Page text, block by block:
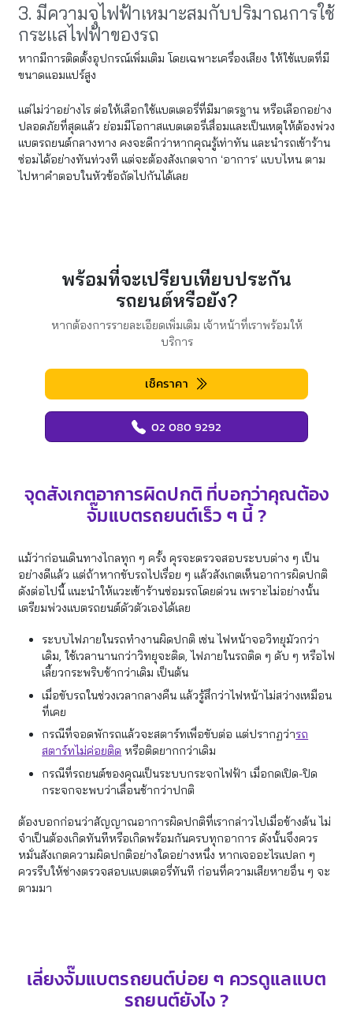
3. มีความจุไฟฟ้าเหมาะสมกับปริมาณการใช้
กระแสไฟฟ้าของรถ
หากมีการติดตั้งอุปกรณ์เพิ่มเติม โดยเฉพาะเครื่องเสียง ให้ใช้แบตที่มี
ขนาดแอมแปร์สูง
แต่ไม่ว่าอย่างไร ต่อให้เลือกใช้แบตเตอรี่ที่มีมาตรฐาน หรือเลือกอย่าง
ปลอดภัยที่สุดแล้ว ย่อมมีโอกาสแบตเตอรี่เสื่อมและเป็นเหตุให้ต้องพ่วง
แบตรถยนต์กลางทาง คงจะดีกว่าหากคุณรู้เท่าทัน และนำรถเข้าร้าน
ซ่อมได้อย่างทันท่วงที แต่จะต้องสังเกตจาก ‘อาการ’ แบบไหน ตาม
ไปหาคำตอบในหัวข้อถัดไปกันได้เลย
พร้อมที่จะเปรียบเทียบประกัน
รถยนต์หรือยัง?
หากต้องการรายละเอียดเพิ่มเติม เจ้าหน้าที่เราพร้อมให้
บริการ
เช็คราคา
02 080 9292
จุดสังเกตอาการผิดปกติ ที่บอกว่าคุณต้อง
จั๊มแบตรถยนต์เร็ว ๆ นี้ ?
แม้ว่าก่อนเดินทางไกลทุก ๆ ครั้ง คุรจะตรวจสอบระบบต่าง ๆ เป็น
อย่างดีแล้ว แต่ถ้าหากขับรถไปเรื่อย ๆ แล้วสังเกตเห็นอาการผิดปกติ
ดังต่อไปนี้ แนะนำให้แวะเข้าร้านซ่อมรถโดยด่วน เพราะไม่อย่างนั้น
เตรียมพ่วงแบตรถยนต์ดัวตัวเองได้เลย
ระบบไฟภายในรถทำงานผิดปกติ เช่น ไฟหน้าจอวิทยุมัวกว่า
เดิม, ใช้เวลานานกว่าวิทยุจะติด, ไฟภายในรถติด ๆ ดับ ๆ หรือไฟ
เลี้ยวกระพริบช้ากว่าเดิม เป็นต้น
เมื่อขับรถในช่วงเวลากลางคืน แล้วรู้สึกว่าไฟหน้าไม่สว่างเหมือน
ที่เคย
กรณีที่จอดพักรถแล้วจะสตาร์ทเพื่อขับต่อ แต่ปรากฏว่ารถ
สตาร์ทไม่ค่อยติด หรือติดยากกว่าเดิม
กรณีที่รถยนต์ของคุณเป็นระบบกระจกไฟฟ้า เมื่อกดเปิด-ปิด
กระจกจะพบว่าเลื่อนช้ากว่าปกติ
ต้องบอกก่อนว่าสัญญาณอาการผิดปกติที่เรากล่าวไปเมื่อข้างต้น ไม่
จำเป็นต้องเกิดทันทีหรือเกิดพร้อมกันครบทุกอาการ ดังนั้นจึงควร
หมั่นสังเกตความผิดปกติอย่างใดอย่างหนึ่ง หากเจออะไรแปลก ๆ
ควรรีบให้ช่างตรวจสอบแบตเตอรี่ทันที ก่อนที่ความเสียหายอื่น ๆ จะ
ตามมา
เลี่ยงจั๊มแบตรถยนต์บ่อย ๆ ควรดูแลแบต
รถยนต์ยังไง ?